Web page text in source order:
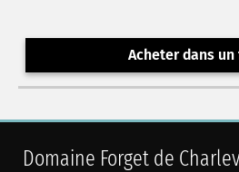
Acheter dans
Domaine Forget de